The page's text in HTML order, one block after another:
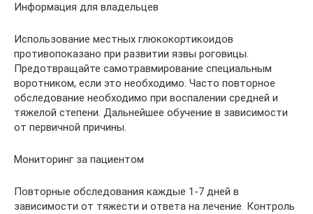
Информация для владельцев
Использование местных глюкокортикоидов
противопоказано при развитии язвы роговицы.
Предотвращайте самотравмирование специальным
воротником, если это необходимо. Часто повторное
обследование необходимо при воспалении средней и
тяжелой степени. Дальнейшее обучение в зависимости
от первичной причины.
Мониторинг за пациентом
Повторные обследования каждые 1-7 дней в
зависимости от тяжести и ответа на лечение. Контроль